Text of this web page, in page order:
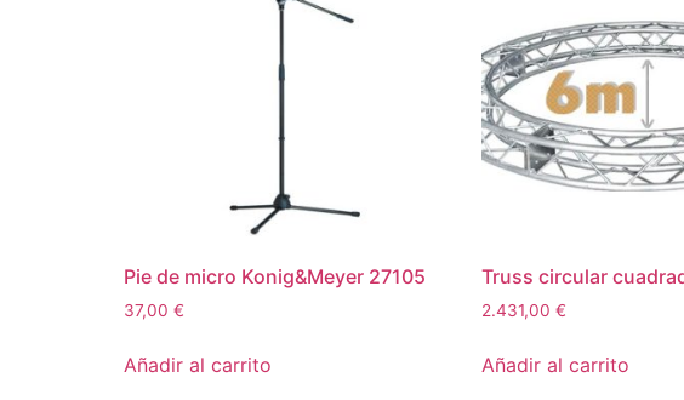
Pie de micro Konig&Meyer 27105
37,00 €
Añadir al carrito
Truss circular
2.431,00 €
Añadir al carrito